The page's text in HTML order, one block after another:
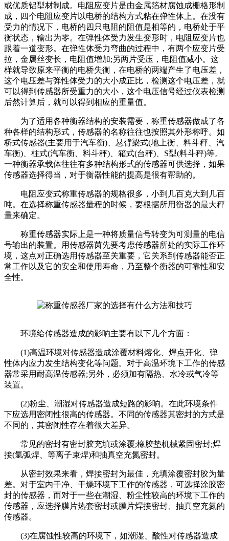
或优质铝型材制成。电阻应变片是由金属箔材腐蚀成栅格形制
成，四个电阻应变片以电桥的结构方式粘在弹性体上。在没有
受力的情况下，电桥的四只电阻的阻值是相等的，电桥处于平
衡状态，输出为零。在弹性体受力发生变形时，电阻应变片也
跟着一道变形。在弹性体受力弯曲的过程中，有两个应变片受
拉，金属丝变长，电阻值增加;另两片受压，电阻值减小。这
样就导致原来平衡的电桥失衡，在电桥的两端产生了电压差，
这个电压差与弹性体受力的大小成正比，检测这个电压差，就
可以得到传感器所受重力的大小，这个电压信号经过仪表检测
后然计算后，就可以得到相应的重量值。
为了适用各种衡器结构的安装需要，称重传感器做成了各
种各样的结构形式，传感器的名称往往也按照其外形称呼。如
桥式传感器(主要用于汽车衡)、悬臂梁式(地上衡、料斗秤、汽
车衡)、柱式(汽车衡、料斗秤)、箱式(台秤)、S型(料斗秤)等。
一种衡器承载体往往有多种结构形式的传感器可供选择，如果
传感器选择得当，对于衡器性能的提高是很有帮助的。
电阻应变式称重传感器的规格很多，小到几百克大到几百
吨。在选择称重传感器量程的时候，要根据所用衡器的最大秤
量来确定。
称重传感器实际上是一种将质量信号转变为可测量的电信
号输出的装置。用传感器茵先要考虑传感器所处的实际工作环
境，这点对正确选用传感器至关重要，它关系到传感器能否正
常工作以及它的安全和使用寿命，乃至整个衡器的可靠性和安
全性。
环境给传感器造成的影响主要有以下几个方面：
(1)高温环境对传感器造成涂覆材料熔化、焊点开化、弹
性体内应力发生结构变化等问题。对于高温环境下工作的传感
器常采用耐高温传感器;另外，必须加有隔热、水冷或气冷等
装置。
(2)粉尘、潮湿对传感器造成短路的影响。在此环境条件
下应选用密闭性很高的传感器。不同的传感器其密封的方式是
不同的，其密闭性存在着很大差异。
常见的密封有密封胶充填或涂覆;橡胶垫机械紧固密封;焊
接(氩弧焊、等离子束焊)和抽真空充氮密封。
从密封效果来看，焊接密封为最佳，充填涂覆密封胶为量
差。对于室内干净、干燥环境下工作的传感器，可选择涂胶密
封的传感器，而对于一些在潮湿、粉尘性较高的环境下工作的
传感器，应选择膜片热套密封或膜片焊接密封、抽真空充氮的
传感器。
(3)在腐蚀性较高的环境下，如潮湿、酸性对传感器造成